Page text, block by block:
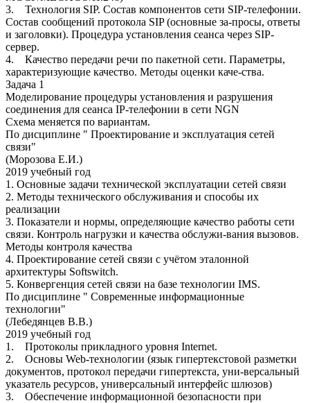
3. Технология SIP. Состав компонентов сети SIP-телефонии.
Состав сообщений протокола SIP (основные за-просы, ответы
и заголовки). Процедура установления сеанса через SIP-
сервер.
4. Качество передачи речи по пакетной сети. Параметры,
характеризующие качество. Методы оценки каче-ства.
Задача 1
Моделирование процедуры установления и разрушения
соединения для сеанса IP-телефонии в сети NGN
Схема меняется по вариантам.
По дисциплине " Проектирование и эксплуатация сетей
связи"
(Морозова Е.И.)
2019 учебный год
1. Основные задачи технической эксплуатации сетей связи
2. Методы технического обслуживания и способы их
реализации
3. Показатели и нормы, определяющие качество работы сети
связи. Контроль нагрузки и качества обслужи-вания вызовов.
Методы контроля качества
4. Проектирование сетей связи с учётом эталонной
архитектуры Softswitch.
5. Конвергенция сетей связи на базе технологии IMS.
По дисциплине " Современные информационные
технологии"
(Лебедянцев В.В.)
2019 учебный год
1. Протоколы прикладного уровня Internet.
2. Основы Web-технологии (язык гипертекстовой разметки
документов, протокол передачи гипертекста, уни-версальный
указатель ресурсов, универсальный интерфейс шлюзов)
3. Обеспечение информационной безопасности при